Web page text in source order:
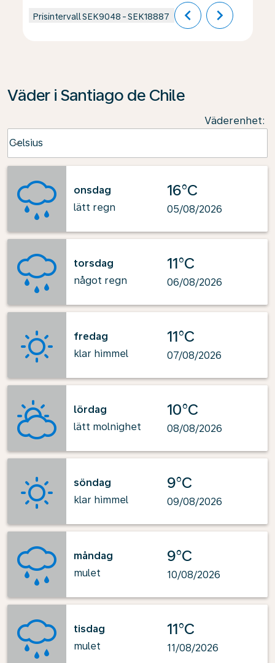
PrisintervallSEK9048 -SEK18887 chevron_left chevron_right
Väder i Santiago de Chile
Väderenhet:
Celsius
keyboard_arrow_down
onsdag
lätt regn
16°C
05/08/2026
torsdag
något regn
11°C
06/08/2026
fredag
klar himmel
11°C
07/08/2026
lördag
lätt molnighet
10°C
08/08/2026
söndag
klar himmel
9°C
09/08/2026
måndag
mulet
9°C
10/08/2026
tisdag
mulet
11°C
11/08/2026